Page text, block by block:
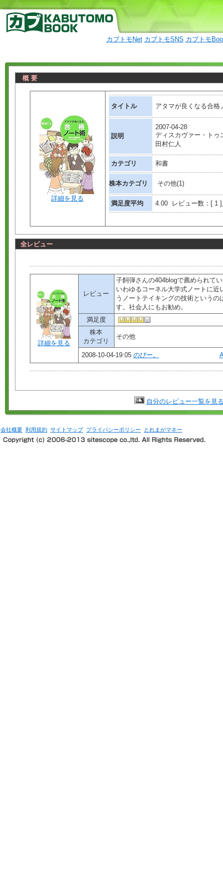
カブトモNet カブトモSNS カブトモ
概 要
詳細を見る
タイトル アタマが良くなる合格
説明
2007-04-28
ディスカヴァー・トゥ
田村仁人
カテゴリ 和書
株本カテゴリ その他(1)
満足度平均 4.00 レビュー数：[ 1 ]
全レビュー
詳細を見る
レビュー
子飼弾さんの404blogで薦められて
いわゆるコーネル大学式ノートに
うノートテイキングの技術という
す。社会人にもお勧め。
満足度
株本
カテゴリ
その他
2008-10-04-19:05 のびー。
自分のレビュー一覧を見
会社概要 利用規約 サイトマップ プライバシーポリシー とれまがマネー